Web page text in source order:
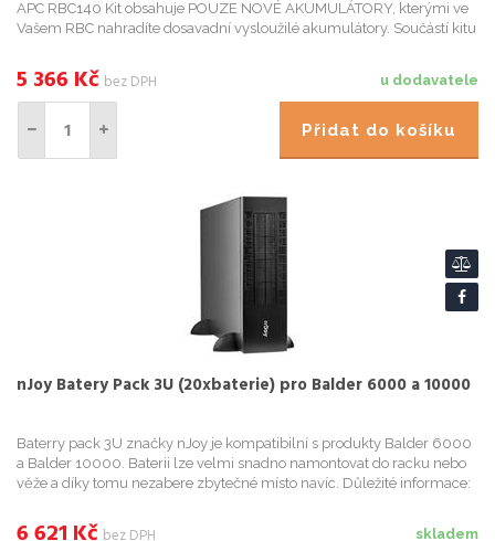
APC RBC140 Kit obsahuje POUZE NOVÉ AKUMULÁTORY, kterými ve
Vašem RBC nahradíte dosavadní vysloužilé akumulátory. Součástí kitu
u dodavatele
5 366 Kč bez DPH
Přidat do košíku
nJoy Batery Pack 3U (20xbaterie) pro Balder 6000 a 10000
Baterry pack 3U značky nJoy je kompatibilní s produkty Balder 6000
a Balder 10000. Baterii lze velmi snadno namontovat do racku nebo
věže a díky tomu nezabere zbytečné místo navíc. Důležité informace:
skladem
bez DPH